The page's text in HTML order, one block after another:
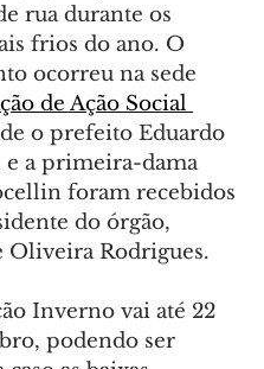
rua durante os
frios do ano. O
ocorreu na sede
de Ação Social
o prefeito Eduardo
a primeira-dama
foram recebidos
do órgão,
Oliveira Rodrigues.
Inverno vai até 22
podendo ser